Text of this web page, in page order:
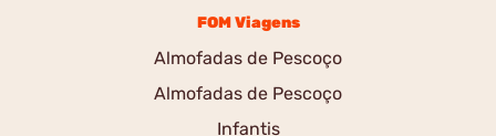
FOM Viagens
Almofadas de Pescoço
Almofadas de Pescoço
Infantis